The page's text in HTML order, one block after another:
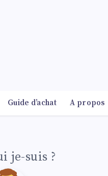
Guide d’achat A propos
je-suis ?